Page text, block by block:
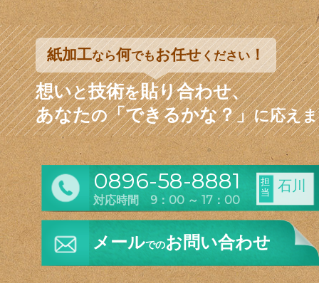
紙加工なら何でもお任せください！
想いと技術を貼り合わせ、
あなたの「できるかな？」に応え
0896-58-8881
対応時間 9：00 ～ 17：00
担
当
石川
メールでのお問い合わせ